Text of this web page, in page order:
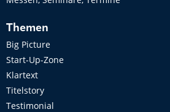
Themen
Big Picture
Start-Up-Zone
Klartext
Titelstory
Testimonial